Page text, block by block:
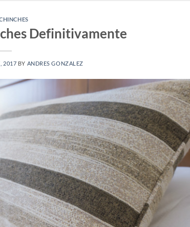
Definitivamente
2017 BY ANDRES GONZALEZ